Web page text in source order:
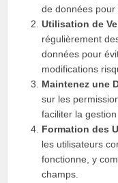
de données pour
Utilisation de
régulièrement
données pour
modifications
Maintenez une
sur les
faciliter la gestion
Formation des
les utilisateurs
fonctionne, y
champs.